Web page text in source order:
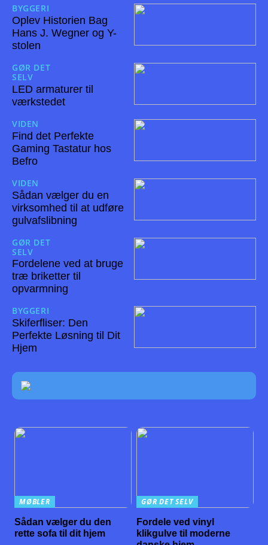
BYGGERI
Oplev Historien Bag
Hans J. Wegner og Y-
stolen
GØR DET
SELV
LED armaturer til
værkstedet
VIDEN
Find det Perfekte
Gaming Tastatur hos
Befro
VIDEN
Sådan vælger du en
virksomhed til at udføre
gulvafslibning
GØR DET
SELV
Fordelene ved at bruge
træ briketter til
opvarmning
BYGGERI
Skiferfliser: Den
Perfekte Løsning til Dit
Hjem
MØBLER
Sådan vælger du den
rette sofa til dit hjem
GØR DET SELV
Fordele ved vinyl
klikgulve til moderne